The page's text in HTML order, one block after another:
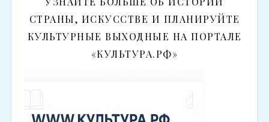
СТРАНЫ, ИСКУССТВЕ И ПЛАНИРУЙТЕ
КУЛЬТУРНЫЕ ВЫХОДНЫЕ НА ПОРТАЛЕ
«КУЛЬТУРА.РФ»